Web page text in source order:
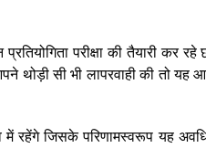
परीक्षा की तैयारी
थोड़ी सी भी लापरवाही की
रहेंगे जिसके परिणामस्वरूप यह